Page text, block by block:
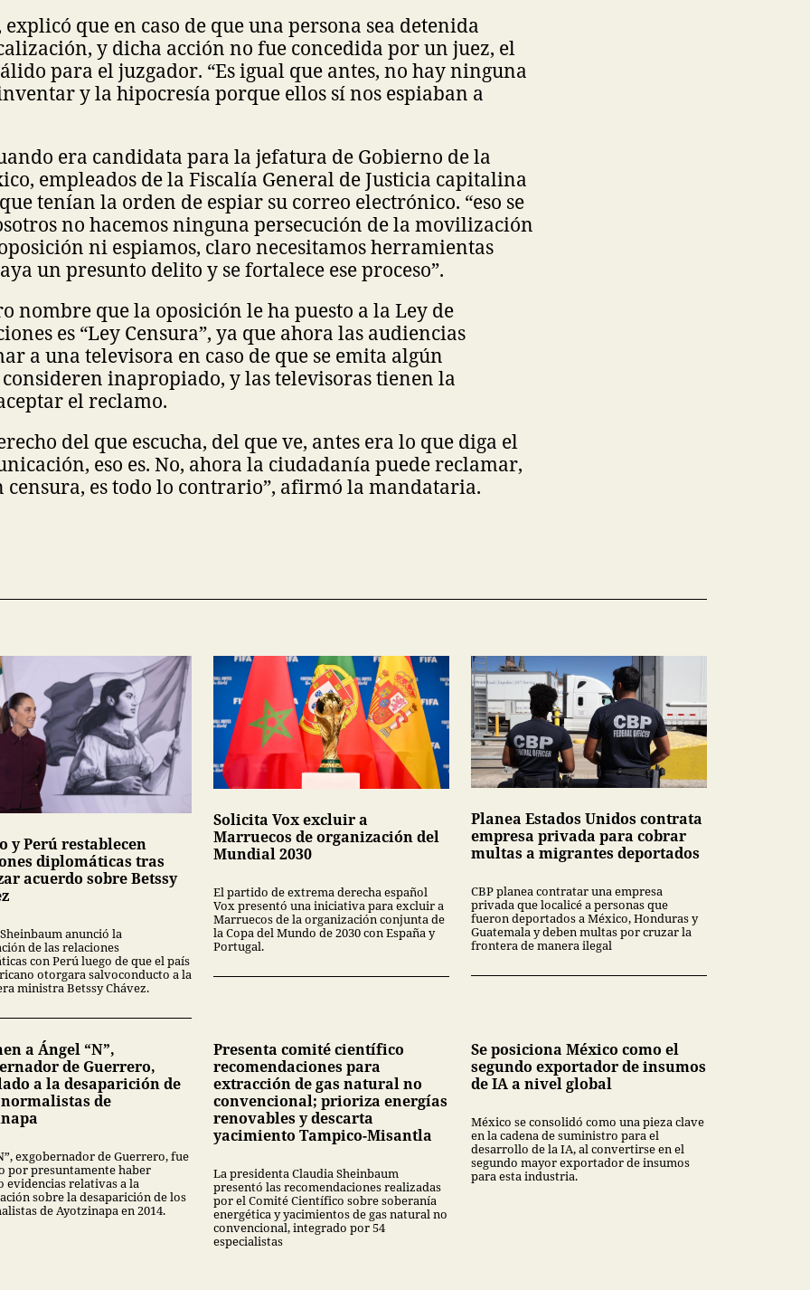
que en caso de que una persona sea detenida
y dicha acción no fue concedida por un juez, el
para el juzgador. “Es igual que antes, no hay ninguna
y la hipocresía porque ellos sí nos espiaban a
era candidata para la jefatura de Gobierno de la
empleados de la Fiscalía General de Justicia capitalina
tenían la orden de espiar su correo electrónico. “eso se
no hacemos ninguna persecución de la movilización
ni espiamos, claro necesitamos herramientas
un presunto delito y se fortalece ese proceso”.
nombre que la oposición le ha puesto a la Ley de
es “Ley Censura”, ya que ahora las audiencias
a una televisora en caso de que se emita algún
inapropiado, y las televisoras tienen la
el reclamo.
del que escucha, del que ve, antes era lo que diga el
eso es. No, ahora la ciudadanía puede reclamar,
censura, es todo lo contrario”, afirmó la mandataria.
y Perú restablecen
diplomáticas tras
acuerdo sobre Betssy
anunció la
de las relaciones
con Perú luego de que el país
otorgara salvoconducto a la
ministra Betssy Chávez.
Solicita Vox excluir a
Marruecos de organización del
Mundial 2030
El partido de extrema derecha español
Vox presentó una iniciativa para excluir a
Marruecos de la organización conjunta de
la Copa del Mundo de 2030 con España y
Portugal.
Planea Estados Unidos contrata
empresa privada para cobrar
multas a migrantes deportados
CBP planea contratar una empresa
privada que localicé a personas que
fueron deportados a México, Honduras y
Guatemala y deben multas por cruzar la
frontera de manera ilegal
a Ángel “N”,
de Guerrero,
a la desaparición de
de
exgobernador de Guerrero, fue
por presuntamente haber
evidencias relativas a la
sobre la desaparición de los
de Ayotzinapa en 2014.
Presenta comité científico
recomendaciones para
extracción de gas natural no
convencional; prioriza energías
renovables y descarta
yacimiento Tampico-Misantla
La presidenta Claudia Sheinbaum
presentó las recomendaciones realizadas
por el Comité Científico sobre soberanía
energética y yacimientos de gas natural no
convencional, integrado por 54
especialistas
Se posiciona México como el
segundo exportador de insumos
de IA a nivel global
México se consolidó como una pieza clave
en la cadena de suministro para el
desarrollo de la IA, al convertirse en el
segundo mayor exportador de insumos
para esta industria.